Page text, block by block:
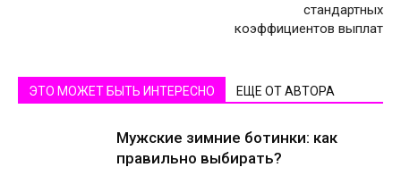
стандартных
коэффициентов выплат
ЭТО МОЖЕТ БЫТЬ ИНТЕРЕСНО ЕЩЕ ОТ АВТОРА
Мужские зимние ботинки: как
правильно выбирать?